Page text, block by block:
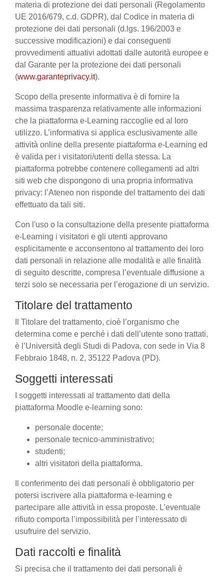
materia di protezione dei dati personali (Regolamento
UE 2016/679, c.d. GDPR), dal Codice in materia di
protezione dei dati personali (d.lgs. 196/2003 e
successive modificazioni) e dai conseguenti
provvedimenti attuativi adottati dalle autorità europee e
dal Garante per la protezione dei dati personali
(www.garanteprivacy.it).
Scopo della presente informativa è di fornire la
massima trasparenza relativamente alle informazioni
che la piattaforma e-Learning raccoglie ed al loro
utilizzo. L’informativa si applica esclusivamente alle
attività online della presente piattaforma e-Learning ed
è valida per i visitatori/utenti della stessa. La
piattaforma potrebbe contenere collegamenti ad altri
siti web che dispongono di una propria informativa
privacy: l’Ateneo non risponde del trattamento dei dati
effettuato da tali siti.
Con l'uso o la consultazione della presente piattaforma
e-Learning i visitatori e gli utenti approvano
esplicitamente e acconsentono al trattamento dei loro
dati personali in relazione alle modalità e alle finalità
di seguito descritte, compresa l’eventuale diffusione a
terzi solo se necessaria per l’erogazione di un servizio.
Titolare del trattamento
Il Titolare del trattamento, cioè l’organismo che
determina come e perché i dati dell’utente sono trattati,
è l’Università degli Studi di Padova, con sede in Via 8
Febbraio 1848, n. 2, 35122 Padova (PD).
Soggetti interessati
I soggetti interessati al trattamento dati della
piattaforma Moodle e-learning sono:
personale docente;
personale tecnico-amministrativo;
studenti;
altri visitatori della piattaforma.
Il conferimento dei dati personali è obbligatorio per
potersi iscrivere alla piattaforma e-learning e
partecipare alle attività in essa proposte. L’eventuale
rifiuto comporta l’impossibilità per l’interessato di
usufruire del servizio.
Dati raccolti e finalità
Si precisa che il trattamento dei dati personali è